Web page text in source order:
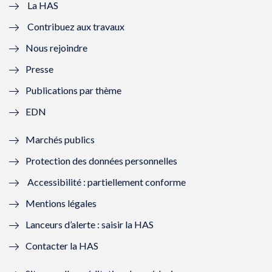
l
l
f
n
ê
t
r
e
)
e
e
n
ê
r
ê
t
e
ê
La HAS
Contribuez aux travaux
Nous rejoindre
Presse
Publications par thème
EDN
Marchés publics
Protection des données personnelles
Accessibilité : partiellement conforme
Mentions légales
Lanceurs d’alerte : saisir la HAS
Contacter la HAS